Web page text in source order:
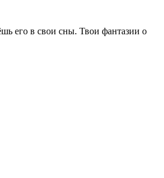
его в свои сны. Твои фантазии о